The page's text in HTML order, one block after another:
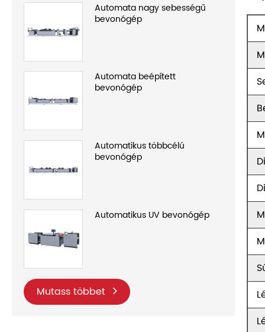
Automata nagy sebességű
bevonógép
Automata beépített
bevonógép
Automatikus többcélú
bevonógép
Automatikus UV bevonógép
Mutass többet